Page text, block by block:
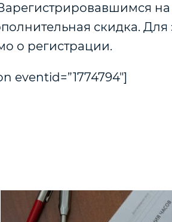
скидка. Для
о регистрации.
eventid=”1774794″]